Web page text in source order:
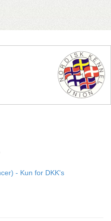
- Kun for DKK's